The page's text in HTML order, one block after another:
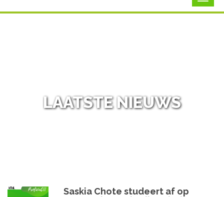
LAATSTE NIEUWS
Saskia Chote studeert af op